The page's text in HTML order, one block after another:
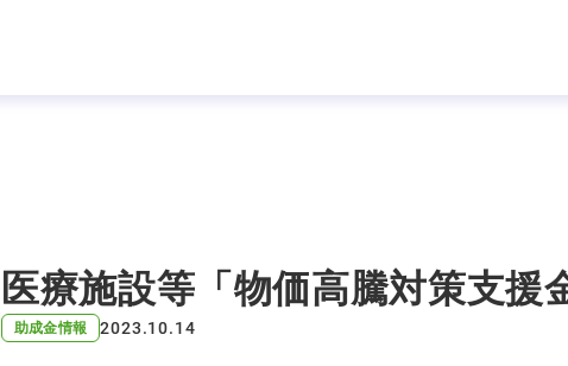
医療施設等「物価高騰対策支援
助成金情報 2023.10.14